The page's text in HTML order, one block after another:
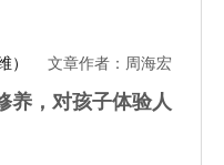
） 文章作者：周海宏
养，对孩子体验人